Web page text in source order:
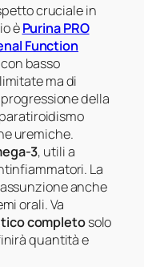
cruciale in
èPurina PRO
Function
basso
ma di
della
uremiche.
, utili a
La
anche
orali. Va
completosolo
quantità e